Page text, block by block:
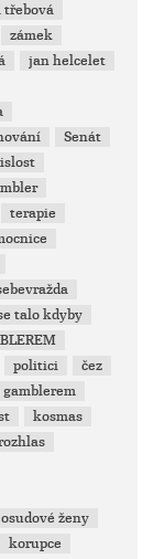
třebová
zámek
jan helcelet
Senát
terapie
talo kdyby
politici
čez
kosmas
osudové ženy
korupce